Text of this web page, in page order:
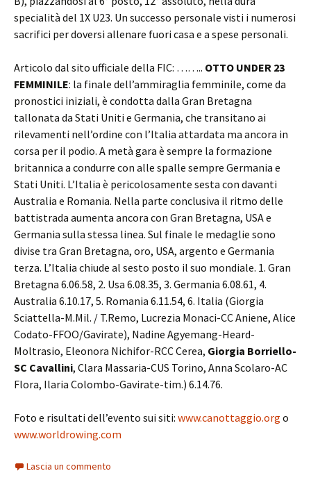
specialità del 1X U23. Un successo personale visti i numerosi
sacrifici per doversi allenare fuori casa e a spese personali.
Articolo dal sito ufficiale della FIC: …….. OTTO UNDER 23
FEMMINILE: la finale dell’ammiraglia femminile, come da
pronostici iniziali, è condotta dalla Gran Bretagna
tallonata da Stati Uniti e Germania, che transitano ai
rilevamenti nell’ordine con l’Italia attardata ma ancora in
corsa per il podio. A metà gara è sempre la formazione
britannica a condurre con alle spalle sempre Germania e
Stati Uniti. L’Italia è pericolosamente sesta con davanti
Australia e Romania. Nella parte conclusiva il ritmo delle
battistrada aumenta ancora con Gran Bretagna, USA e
Germania sulla stessa linea. Sul finale le medaglie sono
divise tra Gran Bretagna, oro, USA, argento e Germania
terza. L’Italia chiude al sesto posto il suo mondiale. 1. Gran
Bretagna 6.06.58, 2. Usa 6.08.35, 3. Germania 6.08.61, 4.
Australia 6.10.17, 5. Romania 6.11.54, 6. Italia (Giorgia
Sciattella-M.Mil. / T.Remo, Lucrezia Monaci-CC Aniene, Alice
Codato-FFOO/Gavirate), Nadine Agyemang-Heard-
Moltrasio, Eleonora Nichifor-RCC Cerea, Giorgia Borriello-
SC Cavallini, Clara Massaria-CUS Torino, Anna Scolaro-AC
Flora, Ilaria Colombo-Gavirate-tim.) 6.14.76.
Foto e risultati dell’evento sui siti: www.canottaggio.org o
www.worldrowing.com
Lascia un commento